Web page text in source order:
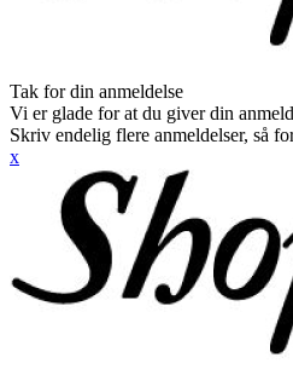
Tak for din anmeldelse
Vi er glade for at du giver din
Skriv endelig flere anmeldelser, så
x